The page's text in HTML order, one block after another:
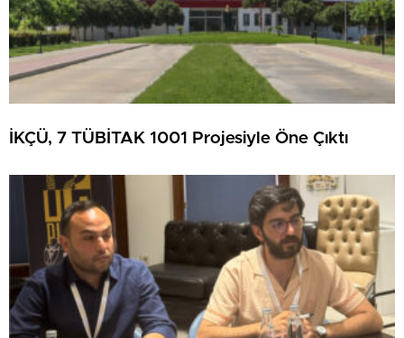
İKÇÜ, 7 TÜBİTAK 1001 Projesiyle Öne Çıktı